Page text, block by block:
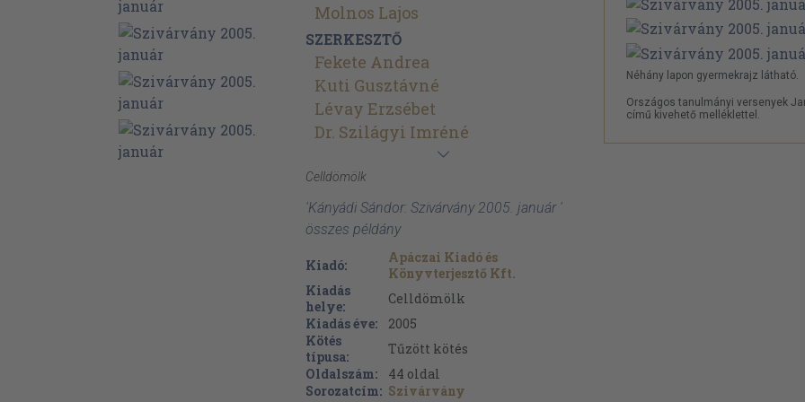
Molnos Lajos
SZERKESZTŐ
Fekete Andrea
Kuti Gusztávné
Lévay Erzsébet
Dr. Szilágyi Imréné
Celldömölk
'Kányádi Sándor: Szivárvány 2005. január '
összes példány
Kiadó:
Apáczai Kiadó és
Könyvterjesztő Kft.
Kiadás
helye:
Celldömölk
Kiadás éve:
2005
Kötés
típusa:
Tűzött kötés
Oldalszám:
44 oldal
Sorozatcím: Szivárvány
Néhány lapon gyermekrajz látható.
Országos tanulmányi versenyek
című kivehető melléklettel.